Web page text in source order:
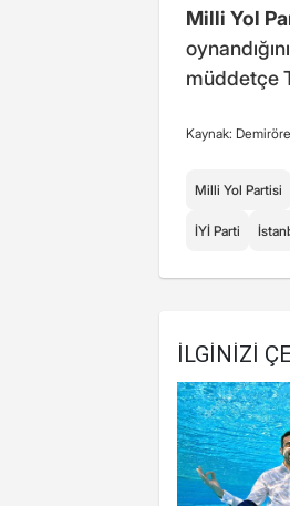
Milli Yol
müddetçe
Kaynak:
Milli Yol Partisi
İYİ Parti